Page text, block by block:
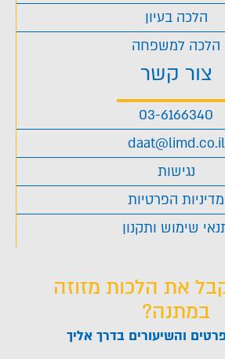
הלכה בעיון
הלכה למשפחה
צור קשר
03-6166340
daat@limd.co.il
נגישות
מדיניות הפרטיות
שימוש ותקנון
את הלכות מזוזה
במתנה?
והשיעורים בדרך אליך